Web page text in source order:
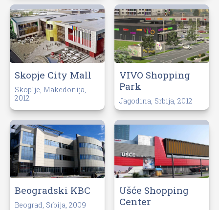
Skopje City Mall
Skoplje, Makedonija,
2012
VIVO Shopping
Park
Jagodina, Srbija, 2012
Beogradski KBC
Beograd, Srbija, 2009
Ušće Shopping
Center